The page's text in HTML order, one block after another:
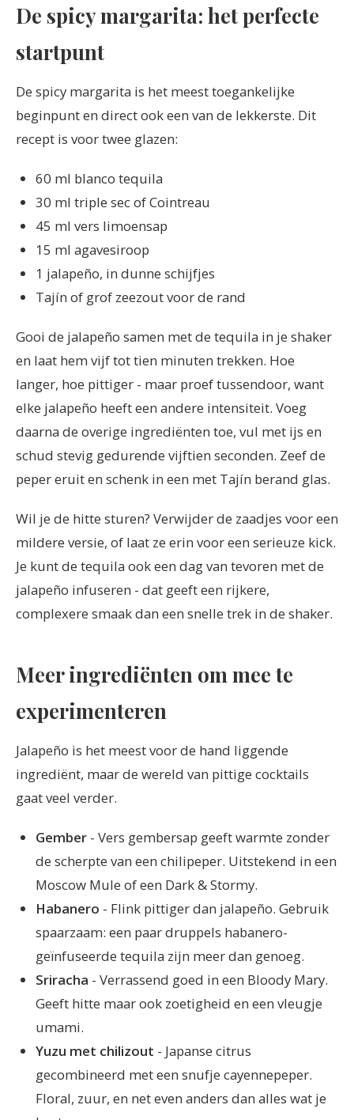
De spicy margarita: het perfecte
startpunt
De spicy margarita is het meest toegankelijke
beginpunt en direct ook een van de lekkerste. Dit
recept is voor twee glazen:
60 ml blanco tequila
30 ml triple sec of Cointreau
45 ml vers limoensap
15 ml agavesiroop
1 jalapeño, in dunne schijfjes
Tajín of grof zeezout voor de rand
Gooi de jalapeño samen met de tequila in je shaker
en laat hem vijf tot tien minuten trekken. Hoe
langer, hoe pittiger - maar proef tussendoor, want
elke jalapeño heeft een andere intensiteit. Voeg
daarna de overige ingrediënten toe, vul met ijs en
schud stevig gedurende vijftien seconden. Zeef de
peper eruit en schenk in een met Tajín berand glas.
Wil je de hitte sturen? Verwijder de zaadjes voor een
mildere versie, of laat ze erin voor een serieuze kick.
Je kunt de tequila ook een dag van tevoren met de
jalapeño infuseren - dat geeft een rijkere,
complexere smaak dan een snelle trek in de shaker.
Meer ingrediënten om mee te
experimenteren
Jalapeño is het meest voor de hand liggende
ingrediënt, maar de wereld van pittige cocktails
gaat veel verder.
Gember - Vers gembersap geeft warmte zonder
de scherpte van een chilipeper. Uitstekend in een
Moscow Mule of een Dark & Stormy.
Habanero - Flink pittiger dan jalapeño. Gebruik
spaarzaam: een paar druppels habanero-
geïnfuseerde tequila zijn meer dan genoeg.
Sriracha - Verrassend goed in een Bloody Mary.
Geeft hitte maar ook zoetigheid en een vleugje
umami.
Yuzu met chilizout - Japanse citrus
gecombineerd met een snufje cayennepeper.
Floral, zuur, en net even anders dan alles wat je